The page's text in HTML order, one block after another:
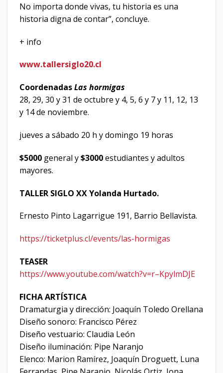
No importa donde vivas, tu historia es una
historia digna de contar”, concluye.
+ info
www.tallersiglo20.cl
CoordenadasLas hormigas
28, 29, 30 y 31 de octubre y 4, 5, 6 y 7 y 11, 12, 13
y 14 de noviembre.
jueves a sábado 20 h y domingo 19 horas
$5000 general y$3000estudiantes y adultos
mayores.
TALLER SIGLO XX Yolanda Hurtado.
Ernesto Pinto Lagarrigue 191, Barrio Bellavista.
https://ticketplus.cl/events/las-hormigas
TEASER
https://www.youtube.com/watch?v=r–KpylmDJE
FICHA ARTÍSTICA
Dramaturgia y dirección: Joaquín Toledo Orellana
Diseño sonoro: Francisco Pérez
Diseño vestuario: Claudia León
Diseño iluminación: Pipe Naranjo
Elenco: Marion Ramírez, Joaquín Droguett, Luna